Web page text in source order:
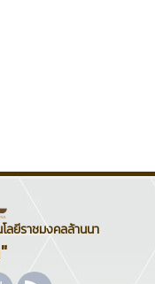
ลยีราชมงคลล้านนา